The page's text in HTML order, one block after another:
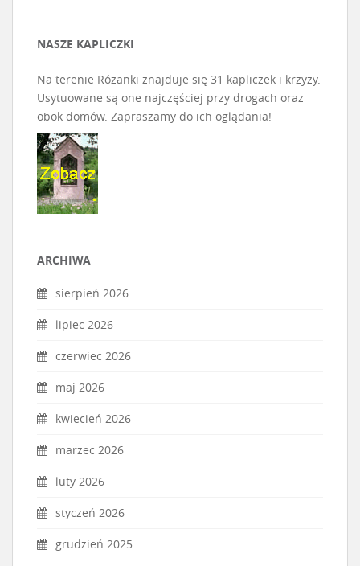
NASZE KAPLICZKI
Na terenie Różanki znajduje się 31 kapliczek i krzyży.
Usytuowane są one najczęściej przy drogach oraz
obok domów. Zapraszamy do ich oglądania!
ARCHIWA
sierpień 2026
lipiec 2026
czerwiec 2026
maj 2026
kwiecień 2026
marzec 2026
luty 2026
styczeń 2026
grudzień 2025